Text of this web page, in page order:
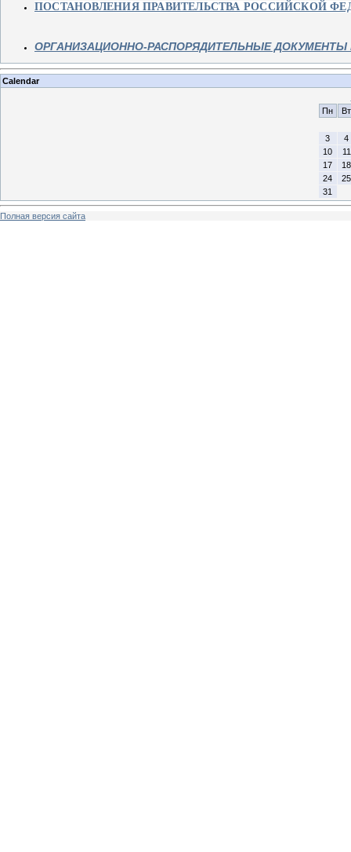
ПОСТАНОВЛЕНИЯ ПРАВИТЕЛЬСТВА РОССИЙСКОЙ
ОРГАНИЗАЦИОННО-РАСПОРЯДИТЕЛЬНЫЕ
Calendar
Пн
Вт
3
4
10
11
17
18
24
25
31
Полная версия сайта